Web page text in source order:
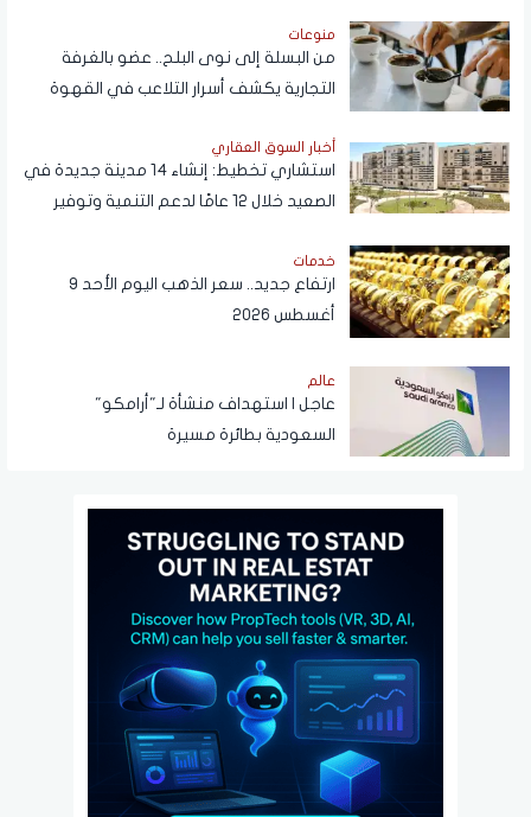
منوعات
من البسلة إلى نوى البلح.. عضو بالغرفة
التجارية يكشف أسرار التلاعب في القهوة
أخبار السوق العقاري
استشاري تخطيط: إنشاء 14 مدينة جديدة في
الصعيد خلال 12 عامًا لدعم التنمية وتوفير
خدمات
ارتفاع جديد.. سعر الذهب اليوم الأحد 9
أغسطس 2026
عالم
عاجل | استهداف منشأة لـ"أرامكو"
السعودية بطائرة مسيرة